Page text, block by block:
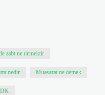
zabt ne demektir
nedir Muasarat ne demek